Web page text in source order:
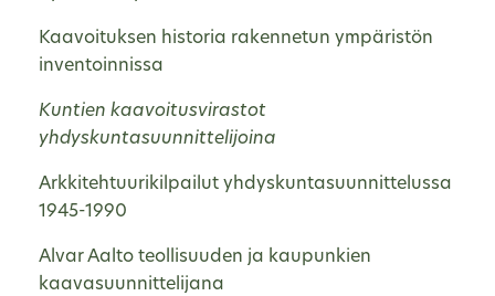
Kaavoituksen historia rakennetun ympäristön
inventoinnissa
Kuntien kaavoitusvirastot
yhdyskuntasuunnittelijoina
Arkkitehtuurikilpailut yhdyskuntasuunnittelussa
1945-1990
Alvar Aalto teollisuuden ja kaupunkien
kaavasuunnittelijana